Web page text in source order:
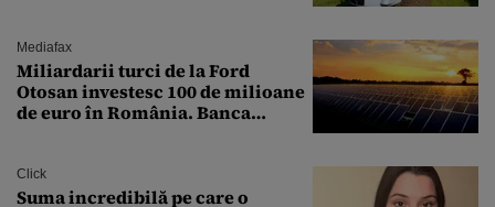
Mediafax
Miliardarii turci de la Ford
Otosan investesc 100 de milioane
de euro în România. Banca
Click
Suma incredibilă pe care o